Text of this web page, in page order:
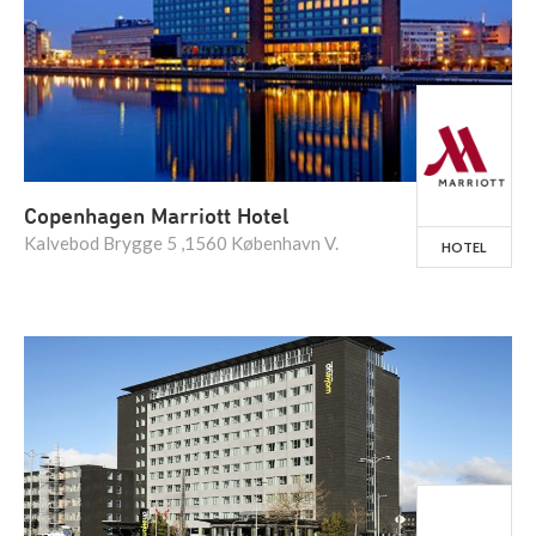
Copenhagen Marriott Hotel
Kalvebod Brygge 5 ,1560 København V. HOTEL